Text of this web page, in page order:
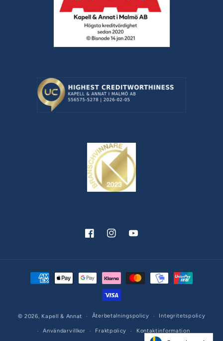
FacebookInstagramYouTube
Betalningsmetoder
© 2026, Kapell & Annat Återbetalningspolicy Integritetspolicy
Användarvillkor Fraktpolicy Kontaktinformation